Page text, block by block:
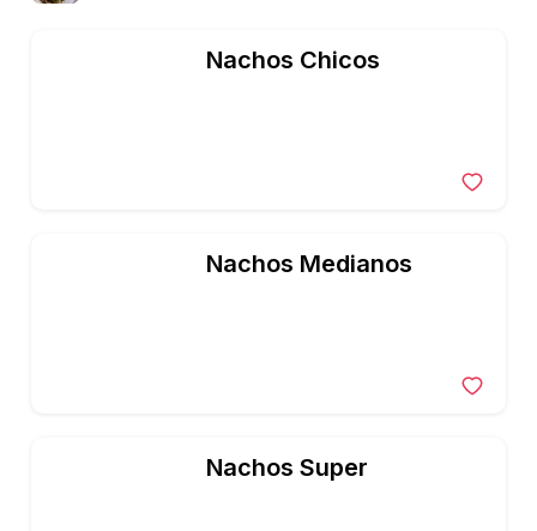
Nachos Chicos
Nachos Medianos
Nachos Super